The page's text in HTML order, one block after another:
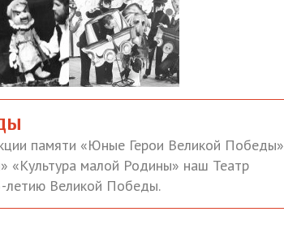
памяти «Юные Герои Великой Победы»
«Культура малой Родины» наш Театр
летию Великой Победы.